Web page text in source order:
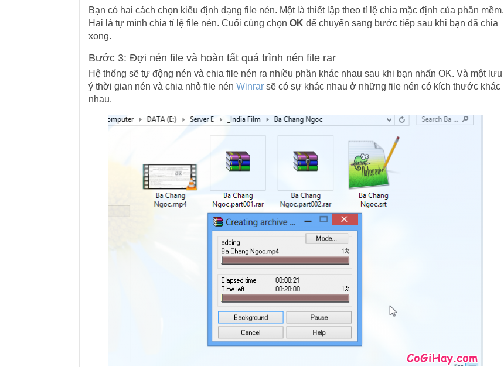
Bạn có hai cách chọn kiểu định dạng file nén. Một là thiết lập theo tỉ lệ chia mặc định của phần mềm.
Hai là tự mình chia tỉ lệ file nén. Cuối cùng chọn OK để chuyển sang bước tiếp sau khi bạn đã chia
xong.
Bước 3: Đợi nén file và hoàn tất quá trình nén file rar
Hệ thống sẽ tự động nén và chia file nén ra nhiều phần khác nhau sau khi bạn nhấn OK. Và một lưu
ý thời gian nén và chia nhỏ file nén Winrarsẽ có sự khác nhau ở những file nén có kích thước khác
nhau.